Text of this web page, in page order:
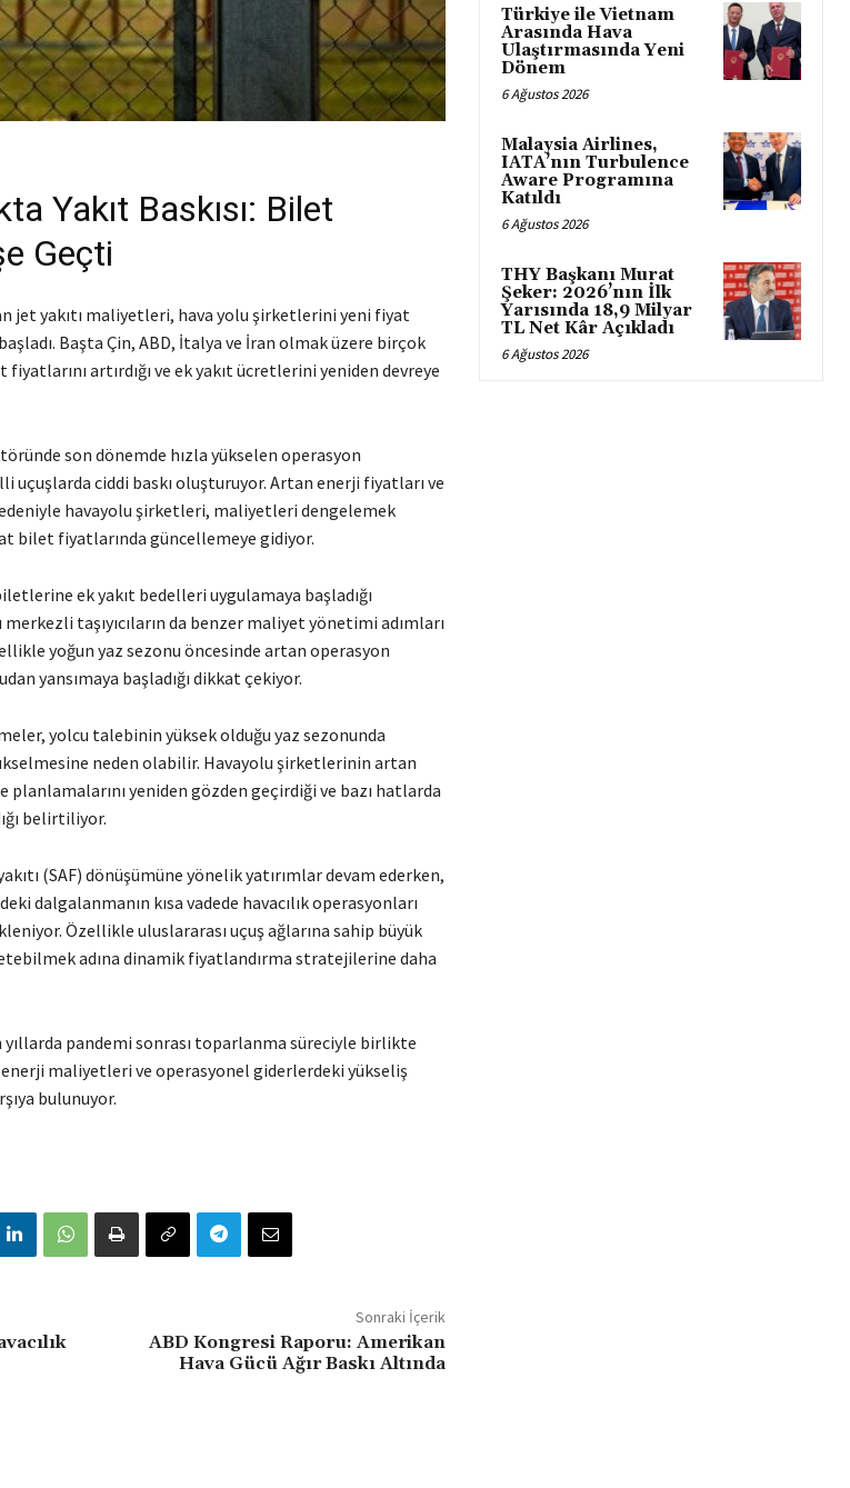
Yakıt Baskısı: Bilet
Geçti
jet yakıtı maliyetleri, hava yolu şirketlerini yeni fiyat
Başta Çin, ABD, İtalya ve İran olmak üzere birçok
artırdığı ve ek yakıt ücretlerini yeniden devreye
son dönemde hızla yükselen operasyon
ciddi baskı oluşturuyor. Artan enerji fiyatları ve
havayolu şirketleri, maliyetleri dengelemek
bilet fiyatlarında güncellemeye gidiyor.
ek yakıt bedelleri uygulamaya başladığı
taşıyıcıların da benzer maliyet yönetimi adımları
yoğun yaz sezonu öncesinde artan operasyon
yansımaya başladığı dikkat çekiyor.
yolcu talebinin yüksek olduğu yaz sezonunda
neden olabilir. Havayolu şirketlerinin artan
planlamalarını yeniden gözden geçirdiği ve bazı hatlarda
belirtiliyor.
(SAF) dönüşümüne yönelik yatırımlar devam ederken,
dalgalanmanın kısa vadede havacılık operasyonları
Özellikle uluslararası uçuş ağlarına sahip büyük
adına dinamik fiyatlandırma stratejilerine daha
pandemi sonrası toparlanma süreciyle birlikte
maliyetleri ve operasyonel giderlerdeki yükseliş
bulunuyor.
Sonraki İçerik
ABD Kongresi Raporu: Amerikan
Hava Gücü Ağır Baskı Altında
Türkiye ile Vietnam
Arasında Hava
Ulaştırmasında Yeni
Dönem
6 Ağustos 2026
Malaysia Airlines,
IATA’nın Turbulence
Aware Programına
Katıldı
6 Ağustos 2026
THY Başkanı Murat
Şeker: 2026’nın İlk
Yarısında 18,9 Milyar
TL Net Kâr Açıkladı
6 Ağustos 2026